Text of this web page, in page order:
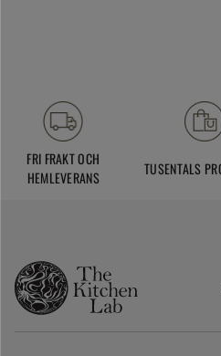
FRI FRAKT OCH
HEMLEVERANS
TUSENTALS